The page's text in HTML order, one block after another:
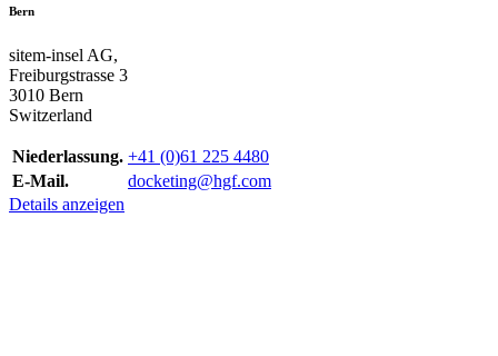
Bern
sitem-insel AG,
Freiburgstrasse 3
3010 Bern
Switzerland
Niederlassung. +41 (0)61 225 4480
E-Mail.
docketing@hgf.com
Details anzeigen